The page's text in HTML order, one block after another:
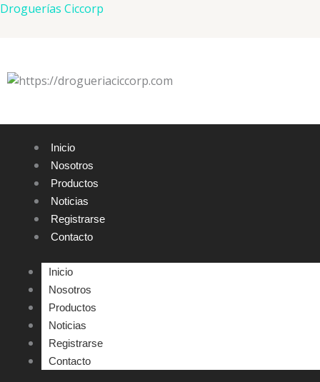
Ir
Droguerías Ciccorp
Inicio
Nosotros
Productos
Noticias
Registrarse
Contacto
Inicio
Nosotros
Productos
Noticias
Registrarse
Contacto